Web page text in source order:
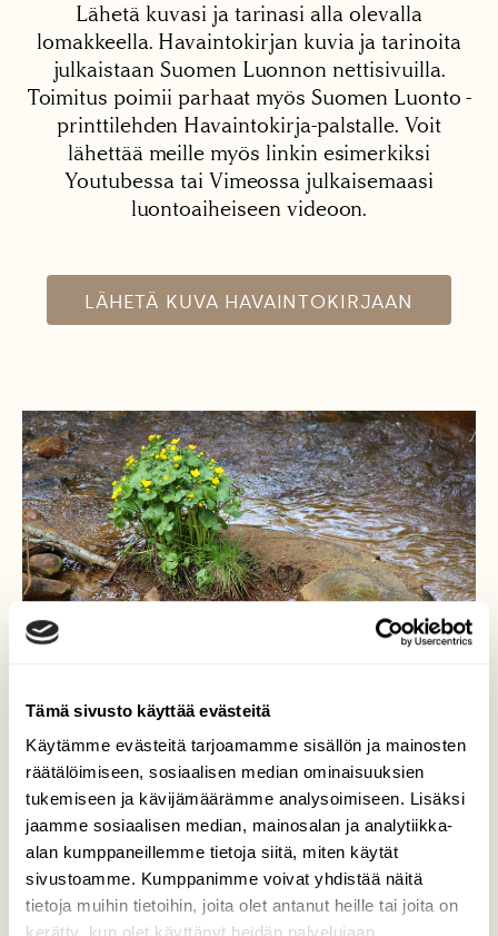
Tämä sivusto käyttää evästeitä
Käytämme evästeitä tarjoamamme sisällön ja mainosten
räätälöimiseen, sosiaalisen median ominaisuuksien
tukemiseen ja kävijämäärämme analysoimiseen. Lisäksi
jaamme sosiaalisen median, mainosalan ja analytiikka-
alan kumppaneillemme tietoja siitä, miten käytät
sivustoamme. Kumppanimme voivat yhdistää näitä
tietoja muihin tietoihin, joita olet antanut heille tai joita on
Lähetä kuvasi ja tarinasi alla olevalla
lomakkeella. Havaintokirjan kuvia ja tarinoita
julkaistaan Suomen Luonnon nettisivuilla.
Toimitus poimii parhaat myös Suomen Luonto -
printtilehden Havaintokirja-palstalle. Voit
lähettää meille myös linkin esimerkiksi
Youtubessa tai Vimeossa julkaisemaasi
luontoaiheiseen videoon.
LÄHETÄ KUVA HAVAINTOKIRJAAN
Rentukka aloitti kukinnan
Tänään huomasin rentukan avanneen
kukkansa, eilen vielä nuppusilla...
Valokuvaaja: Sinikka Kujala, Ahmas, Utajärvi
13.5.2016